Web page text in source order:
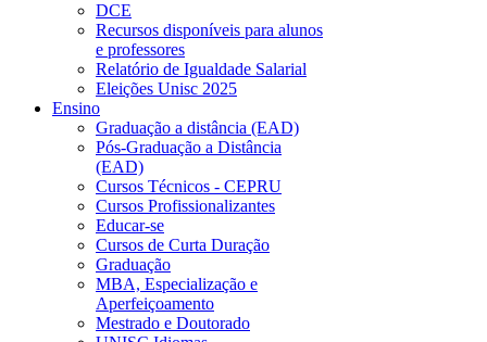
DCE
Recursos disponíveis para alunos
e professores
Relatório de Igualdade Salarial
Eleições Unisc 2025
Ensino
Graduação a distância (EAD)
Pós-Graduação a Distância
(EAD)
Cursos Técnicos - CEPRU
Cursos Profissionalizantes
Educar-se
Cursos de Curta Duração
Graduação
MBA, Especialização e
Aperfeiçoamento
Mestrado e Doutorado